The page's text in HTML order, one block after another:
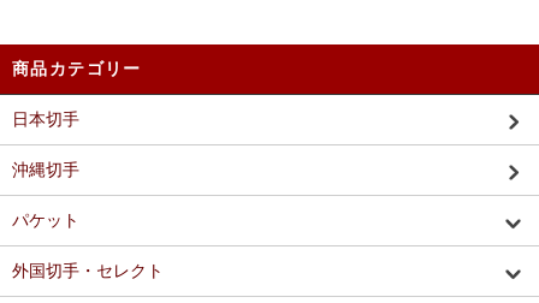
商品カテゴリー
日本切手
沖縄切手
パケット
外国切手・セレクト